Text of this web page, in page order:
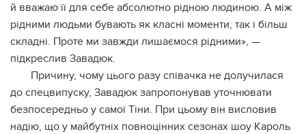
й вважаю її для себе абсолютно рідною людиною. А між
рідними людьми бувають як класні моменти, так і більш
складні. Проте ми завжди лишаємося рідними», —
підкреслив Завадюк.
Причину, чому цього разу співачка не долучилася
до спецвипуску, Завадюк запропонував уточнювати
безпосередньо у самої Тіни. При цьому він висловив
надію, що у майбутніх повноцінних сезонах шоу Кароль